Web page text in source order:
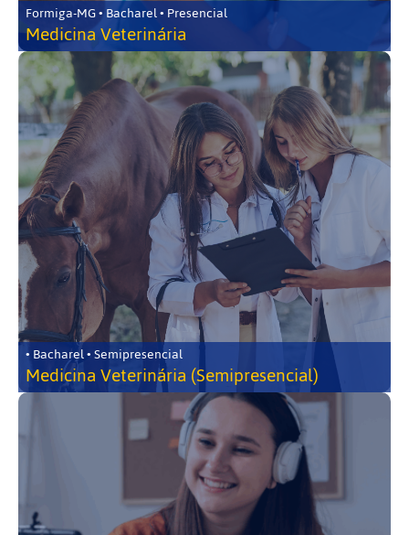
Formiga-MG • Bacharel • Presencial
Medicina Veterinária
• Bacharel • Semipresencial
Medicina Veterinária (Semipresencial)